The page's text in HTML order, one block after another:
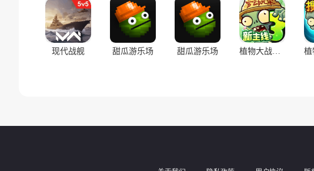
全可以当做单机开放世界RPG游玩。
【社恐福音，休闲为王】
破除了传统网络游戏“强制玩家社交”的怪圈，基于AI技术打造“NPC亲友
现代战舰 甜瓜游乐场 甜瓜游乐场 植物大战僵尸3